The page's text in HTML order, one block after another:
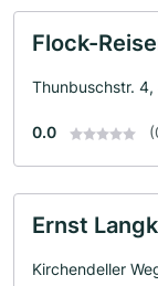
Flock-
Thunbuschstr. 4,
0.0
Ernst
Kirchendeller